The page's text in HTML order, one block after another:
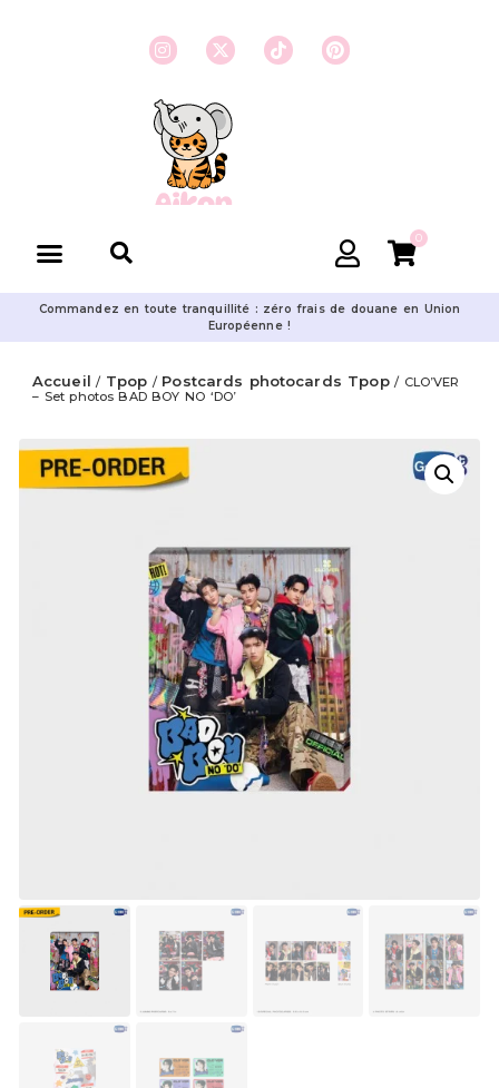
0
Commandez en toute tranquillité : zéro frais de douane en Union
Européenne !
Accueil / Tpop / Postcards photocards Tpop/ CLO’VER
– Set photos BAD BOY NO ‘DO’